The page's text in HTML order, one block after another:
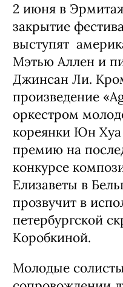
2 июня в
закрытие
выступят
Мэтью Аллен и
Джинсан Ли.
произведение
оркестром
кореянки Юн Хуа
премию на
конкурсе
Елизаветы в
прозвучит в
петербургской
Коробкиной.
Молодые